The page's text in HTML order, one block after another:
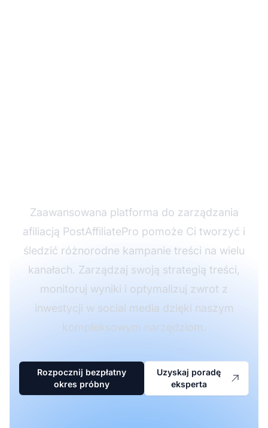
Zaawansowana platforma do zarządzania
afiliacją PostAffiliatePro pomoże Ci tworzyć i
śledzić różnorodne kampanie treści na wielu
kanałach. Zarządzaj swoją strategią treści,
monitoruj wyniki i optymalizuj zwrot z
inwestycji w social media dzięki naszym
kompleksowym narzędziom.
Rozpocznij bezpłatny
okres próbny
Uzyskaj poradę
eksperta